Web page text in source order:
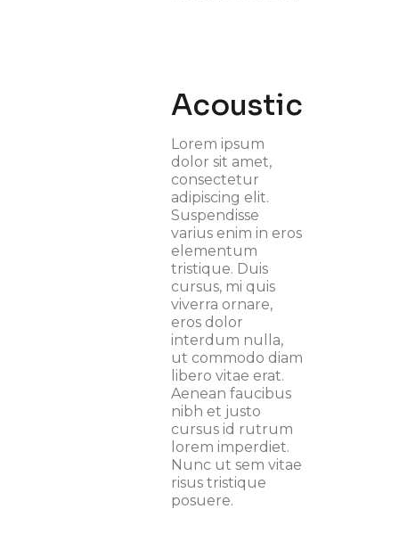
Acoustic
Lorem ipsum
dolor sit amet,
consectetur
adipiscing elit.
Suspendisse
varius enim in eros
elementum
tristique. Duis
cursus, mi quis
viverra ornare,
eros dolor
interdum nulla,
ut commodo diam
libero vitae erat.
Aenean faucibus
nibh et justo
cursus id rutrum
lorem imperdiet.
Nunc ut sem vitae
risus tristique
posuere.